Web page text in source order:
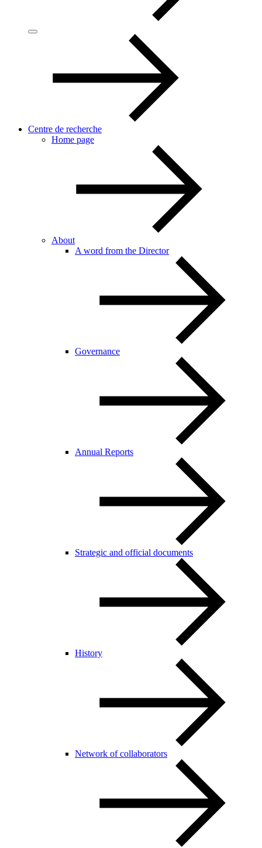
Centre de recherche
Home page
About
A word from the Director
Governance
Annual Reports
Strategic and official documents
History
Network of collaborators